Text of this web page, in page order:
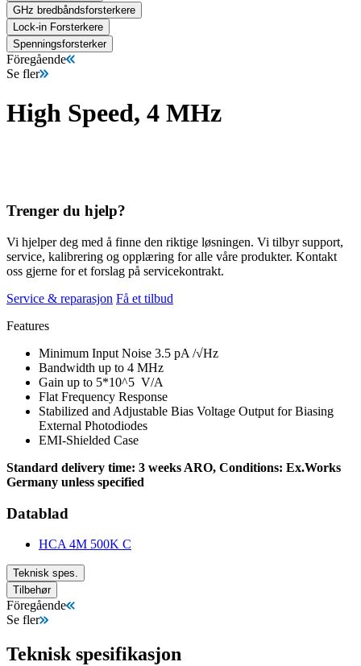
GHz bredbåndsforsterkere
Lock-in Forsterkere
Spenningsforsterker
Föregående
Se fler
High Speed, 4 MHz
Trenger du hjelp?
Vi hjelper deg med å finne den riktige løsningen. Vi tilbyr support,
service, kalibrering og opplæring for alle våre produkter. Kontakt
oss gjerne for et forslag på servicekontrakt.
Service & reparasjon Få et tilbud
Features
Minimum Input Noise 3.5 pA /√Hz
Bandwidth up to 4 MHz
Gain up to 5*10^5 V/A
Flat Frequency Response
Stabilized and Adjustable Bias Voltage Output for Biasing
External Photodiodes
EMI-Shielded Case
Standard delivery time: 3 weeks ARO, Conditions: Ex.Works
Germany unless specified
Datablad
HCA 4M 500K C
Teknisk spes.
Tilbehør
Föregående
Se fler
Teknisk spesifikasjon